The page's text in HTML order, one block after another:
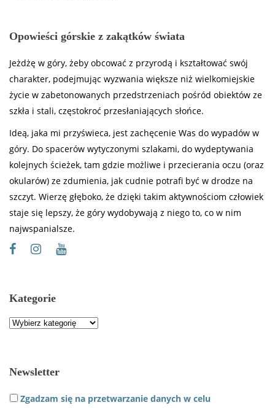
Opowieści górskie z zakątków świata
Jeżdżę w góry, żeby obcować z przyrodą i kształtować swój
charakter, podejmując wyzwania większe niż wielkomiejskie
życie w zabetonowanych przedstrzeniach pośród obiektów ze
szkła i stali, częstokroć przesłaniających słońce.
Ideą, jaka mi przyświeca, jest zachęcenie Was do wypadów w
góry. Do spacerów wytyczonymi szlakami, do wydeptywania
kolejnych ścieżek, tam gdzie możliwe i przecierania oczu (oraz
okularów) ze zdumienia, jak cudnie potrafi być w drodze na
szczyt. Wierzę głęboko, że dzięki takim aktywnościom człowiek
staje się lepszy, że góry wydobywają z niego to, co w nim
najwspanialsze.
Kategorie
Kategorie
Newsletter
Zgadzam się na przetwarzanie danych w celu